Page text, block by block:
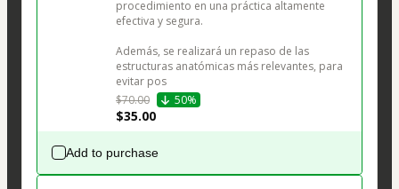
procedimiento en una práctica altamente
efectiva y segura.
Además, se realizará un repaso de las
estructuras anatómicas más relevantes, para
evitar pos
$70.00
50%
$35.00
Add to purchase